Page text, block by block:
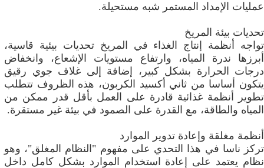
عمليات الإمداد المستمر شبه مستحيلة.
تحديات بيئة المريخ
تواجه أنظمة إنتاج الغذاء في المريخ تحديات بيئية قاسية،
أبرزها ندرة المياه، وارتفاع مستويات الإشعاع، وانخفاض
درجات الحرارة بشكل كبير، إضافة إلى غلاف جوي رقيق
يتكون أساسا من ثاني أكسيد الكربون، هذه الظروف تتطلب
تطوير أنظمة غذائية قادرة على العمل بأقل قدر ممكن من
المياه والطاقة، مع القدرة على الصمود في بيئة غير مستقرة.
أنظمة مغلقة وإعادة تدوير الموارد
تركز ناسا في هذا التحدي على مفهوم "النظام المغلق"، وهو
نظام يعتمد على إعادة استخدام الموارد بشكل كامل داخل